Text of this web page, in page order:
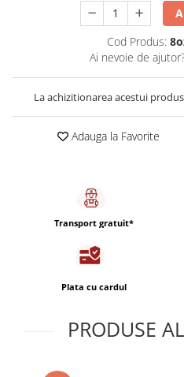
Capsule de Cafea
Cafea macinata
Cod Produs:
Ai nevoie de
La achizitionarea acestui
Adauga la Favorite
Transport gratuit*
Plata cu cardul
PRODUSE